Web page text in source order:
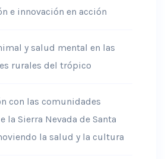
e innovación en acción
y salud mental en las
rurales del trópico
con las comunidades
la Sierra Nevada de Santa
la salud y la cultura